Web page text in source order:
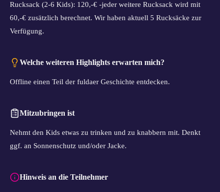
Rucksack (2-6 Kids): 120,-€ -jeder weitere Rucksack wird mit
60,-€ zusätzlich berechnet. Wir haben aktuell 5 Rucksäcke zur
Verfügung.
Welche weiteren Highlights erwarten mich?
Offline einen Teil der fuldaer Geschichte entdecken.
Mitzubringen ist
Nehmt den Kids etwas zu trinken und zu knabbern mit. Denkt
ggf. an Sonnenschutz und/oder Jacke.
Hinweis an die Teilnehmer